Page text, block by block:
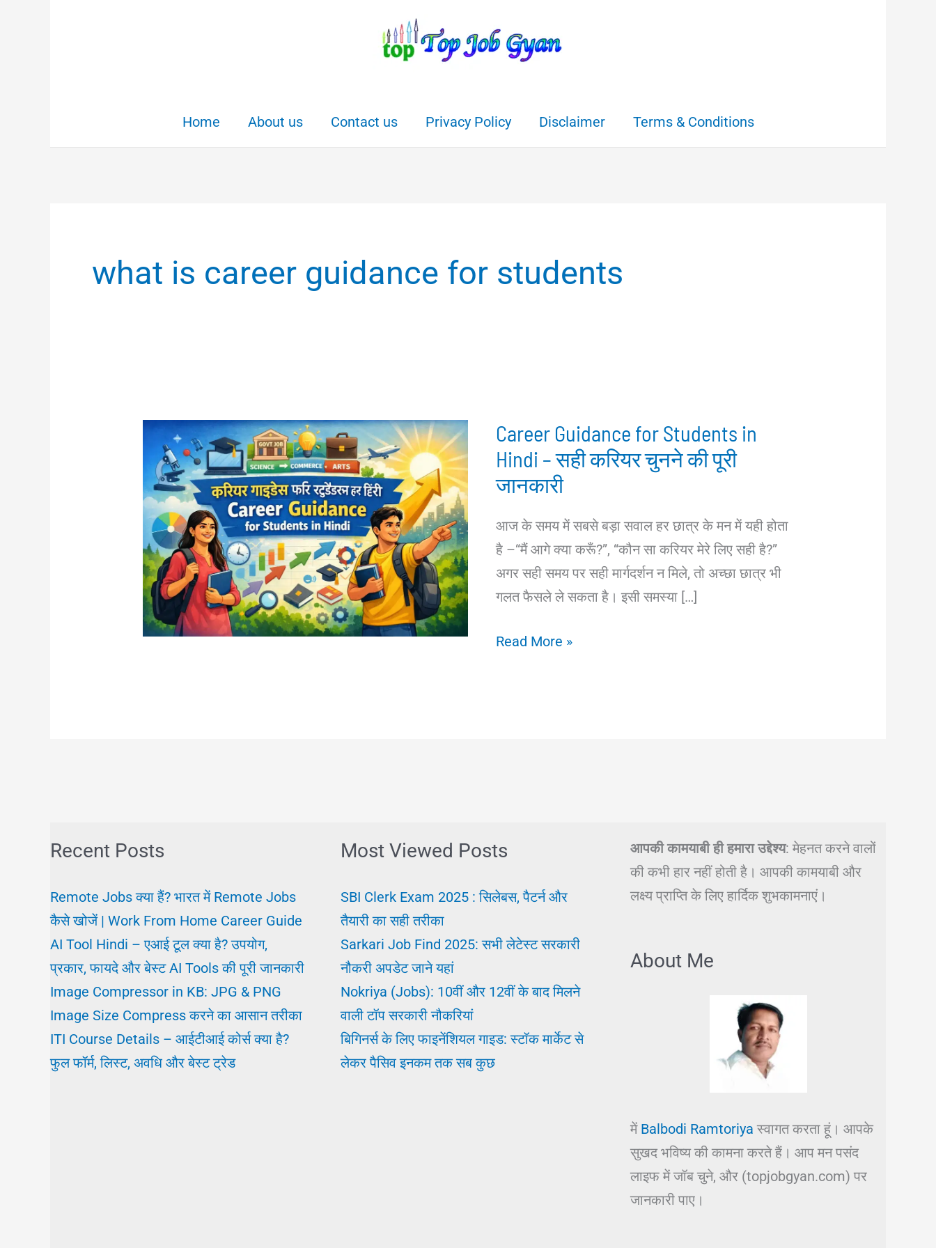
Home About us Contact us Privacy Policy Disclaimer Terms & Conditions
what is career guidance for students
Career Guidance for Students in
Hindi – सही करियर चुनने की पूरी
जानकारी
आज के समय में सबसे बड़ा सवाल हर छात्र के मन में यही होता
है –“मैं आगे क्या करूँ?”, “कौन सा करियर मेरे लिए सही है?”
अगर सही समय पर सही मार्गदर्शन न मिले, तो अच्छा छात्र भी
गलत फैसले ले सकता है। इसी समस्या […]
Career
चुनने
पूरी
Read More »
Recent Posts
Remote Jobs क्या हैं? भारत में Remote Jobs
कैसे खोजें | Work From Home Career Guide
AI Tool Hindi – एआई टूल क्या है? उपयोग,
प्रकार, फायदे और बेस्ट AI Tools की पूरी जानकारी
Image Compressor in KB: JPG & PNG
Image Size Compress करने का आसान तरीका
ITI Course Details – आईटीआई कोर्स क्या है?
फुल फॉर्म, लिस्ट, अवधि और बेस्ट ट्रेड
Most Viewed Posts
SBI Clerk Exam 2025 : सिलेबस, पैटर्न और
तैयारी का सही तरीका
Sarkari Job Find 2025: सभी लेटेस्ट सरकारी
नौकरी अपडेट जाने यहां
Nokriya (Jobs): 10वीं और 12वीं के बाद मिलने
वाली टॉप सरकारी नौकरियां
बिगिनर्स के लिए फाइनेंशियल गाइड: स्टॉक मार्केट से
लेकर पैसिव इनकम तक सब कुछ
आपकी कामयाबी ही हमारा उद्देश्य: मेहनत करने वालों
की कभी हार नहीं होती है। आपकी कामयाबी और
लक्ष्य प्राप्ति के लिए हार्दिक शुभकामनाएं।
About Me
में Balbodi Ramtoriya स्वागत करता हूं। आपके
सुखद भविष्य की कामना करते हैं। आप मन पसंद
लाइफ में जॉब चुने, और (topjobgyan.com) पर
जानकारी पाए।